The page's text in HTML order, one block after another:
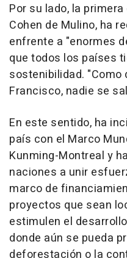
Por su lado, la
Cohen de Mulino, ha
enfrente a "enormes
que todos los países
sostenibilidad. "Como
Francisco, nadie se
En este sentido, ha
país con el Marco
Kunming-Montreal y
naciones a unir
marco de
proyectos que sean
estimulen el
donde aún se pueda